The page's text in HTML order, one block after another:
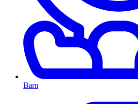
Barn